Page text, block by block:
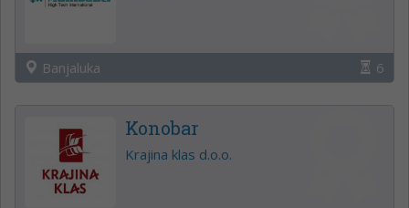
Banjaluka 6
Konobar
Krajina klas d.o.o.